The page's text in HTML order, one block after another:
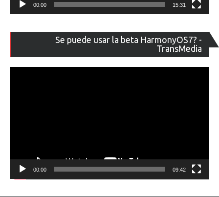
00:00 15:31
Se puede usar la beta HarmonyOS7? -
TransMedia
de
00:00 09:42